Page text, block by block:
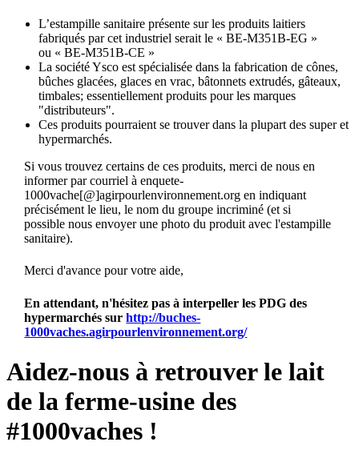
L’estampille sanitaire présente sur les produits laitiers
fabriqués par cet industriel serait le « BE-M351B-EG »
ou « BE-M351B-CE »
La société Ysco est spécialisée dans la fabrication de cônes,
bûches glacées, glaces en vrac, bâtonnets extrudés, gâteaux,
timbales; essentiellement produits pour les marques
"distributeurs".
Ces produits pourraient se trouver dans la plupart des super et
hypermarchés.
Si vous trouvez certains de ces produits, merci de nous en
informer par courriel à enquete-
1000vache[@]agirpourlenvironnement.org en indiquant
précisément le lieu, le nom du groupe incriminé (et si
possible nous envoyer une photo du produit avec l'estampille
sanitaire).
Merci d'avance pour votre aide,
En attendant, n'hésitez pas à interpeller les PDG des
hypermarchés surhttp://buches-
1000vaches.agirpourlenvironnement.org/
Aidez-nous à retrouver le lait
de la ferme-usine des
#1000vaches !